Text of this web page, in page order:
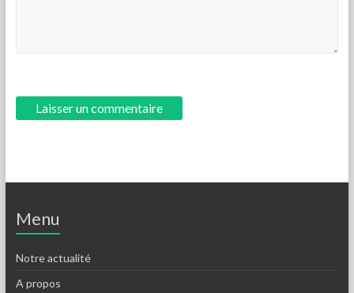
Menu
Notre actualité
A propos